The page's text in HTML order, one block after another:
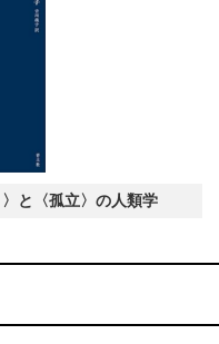
と〈孤立〉の人類学